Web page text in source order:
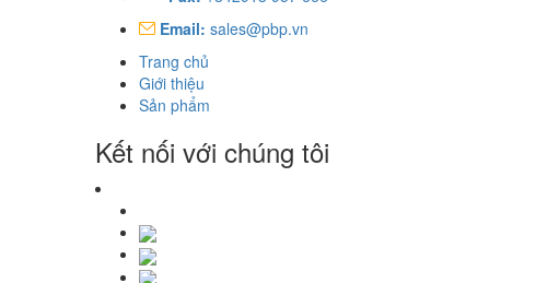
Email: sales@pbp.vn
Trang chủ
Giới thiệu
Sản phẩm
Kết nối với chúng tôi